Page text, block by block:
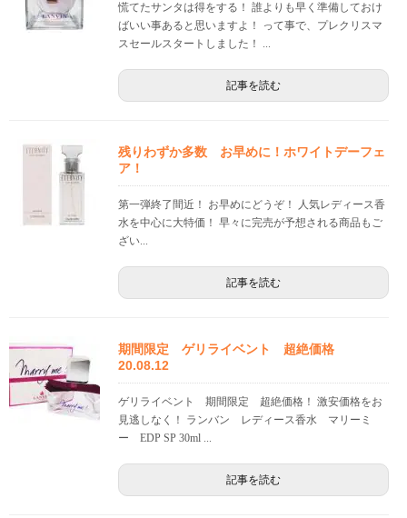
慌てたサンタは得をする！ 誰よりも早く準備しておけ
ばいい事あると思いますよ！ って事で、プレクリスマ
スセールスタートしました！ ...
記事を読む
残りわずか多数 お早めに！ホワイトデーフェ
ア！
第一弾終了間近！ お早めにどうぞ！ 人気レディース香
水を中心に大特価！ 早々に完売が予想される商品もご
ざい...
記事を読む
期間限定 ゲリライベント 超絶価格
20.08.12
ゲリライベント 期間限定 超絶価格！ 激安価格をお
見逃しなく！ ランバン レディース香水 マリーミ
ー EDP SP 30ml ...
記事を読む